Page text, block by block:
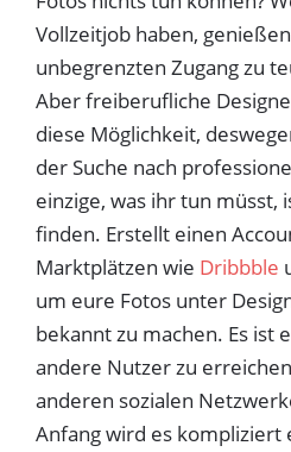
Vollzeitjob haben,
unbegrenzten Zugang zu
Aber freiberufliche
diese Möglichkeit,
der Suche nach
einzige, was ihr tun müsst,
finden. Erstellt einen
Marktplätzen wie Dribbble
um eure Fotos unter
bekannt zu machen. Es ist
andere Nutzer zu
anderen sozialen
Anfang wird es kompliziert